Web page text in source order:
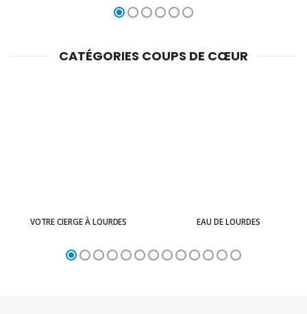
CATÉGORIES COUPS DE CŒUR
VOTRE CIERGE À LOURDES EAU DE LOURDES